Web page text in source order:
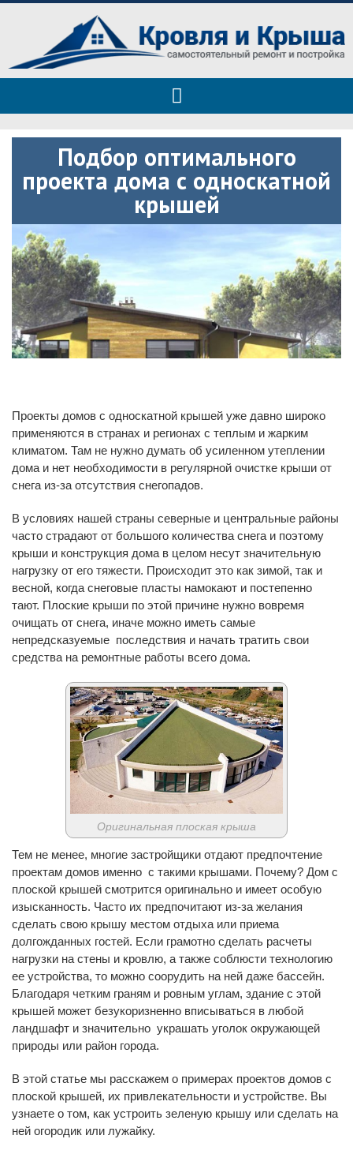
Roof tops — только полезные
советы
Полезные советы при строительстве дома и ремонте
Подбор оптимального
проекта дома с односкатной
крышей
Проекты домов с односкатной крышей уже давно широко
применяются в странах и регионах с теплым и жарким
климатом. Там не нужно думать об усиленном утеплении
дома и нет необходимости в регулярной очистке крыши от
снега из-за отсутствия снегопадов.
В условиях нашей страны северные и центральные районы
часто страдают от большого количества снега и поэтому
крыши и конструкция дома в целом несут значительную
нагрузку от его тяжести. Происходит это как зимой, так и
весной, когда снеговые пласты намокают и постепенно
тают. Плоские крыши по этой причине нужно вовремя
очищать от снега, иначе можно иметь самые
непредсказуемые последствия и начать тратить свои
средства на ремонтные работы всего дома.
Оригинальная плоская крыша
Тем не менее, многие застройщики отдают предпочтение
проектам домов именно с такими крышами. Почему? Дом с
плоской крышей смотрится оригинально и имеет особую
изысканность. Часто их предпочитают из-за желания
сделать свою крышу местом отдыха или приема
долгожданных гостей. Если грамотно сделать расчеты
нагрузки на стены и кровлю, а также соблюсти технологию
ее устройства, то можно соорудить на ней даже бассейн.
Благодаря четким граням и ровным углам, здание с этой
крышей может безукоризненно вписываться в любой
ландшафт и значительно украшать уголок окружающей
природы или район города.
В этой статье мы расскажем о примерах проектов домов с
плоской крышей, их привлекательности и устройстве. Вы
узнаете о том, как устроить зеленую крышу или сделать на
ней огородик или лужайку.